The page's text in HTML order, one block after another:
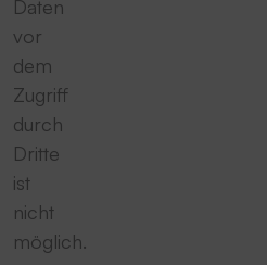
Daten
vor
dem
Zugriff
durch
Dritte
ist
nicht
möglich.